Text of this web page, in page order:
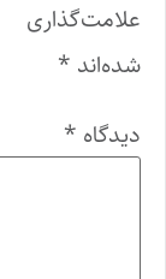
علامت‌گذاری
شده‌اند *
دیدگاه *